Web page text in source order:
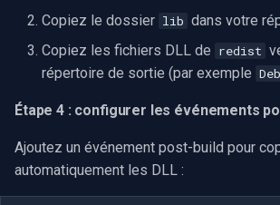
Tenda
Copiez le dossier lib dans votre
Copiez les fichiers DLL de redist
répertoire de sortie (par exemple
Étape 4 : configurer les événements
Ajoutez un événement post-build pour
automatiquement les DLL :